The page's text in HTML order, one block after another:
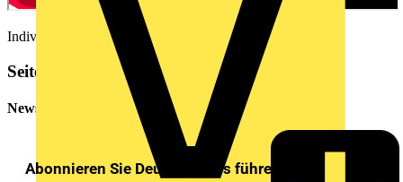
Individuelle Projekte planen und in 3D konfigurieren.
Seitenleiste
Newsletter
Abonnieren Sie Deutschlands führenden